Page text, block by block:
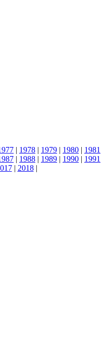
| 1978 | 1979 | 1980 | 1981
| 1988 | 1989 | 1990 | 1991
| 2018|